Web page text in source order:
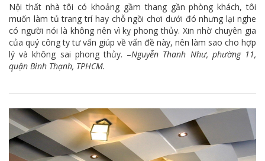
Nội thất nhà tôi có khoảng gầm thang gần phòng khách, tôi
muốn làm tủ trang trí hay chỗ ngồi chơi dưới đó nhưng lại nghe
có người nói là không nên vì kỵ phong thủy. Xin nhờ chuyên gia
của quý công ty tư vấn giúp về vấn đề này, nên làm sao cho hợp
lý và không sai phong thủy. –Nguyễn Thanh Như, phường 11,
quận Bình Thạnh, TPHCM.